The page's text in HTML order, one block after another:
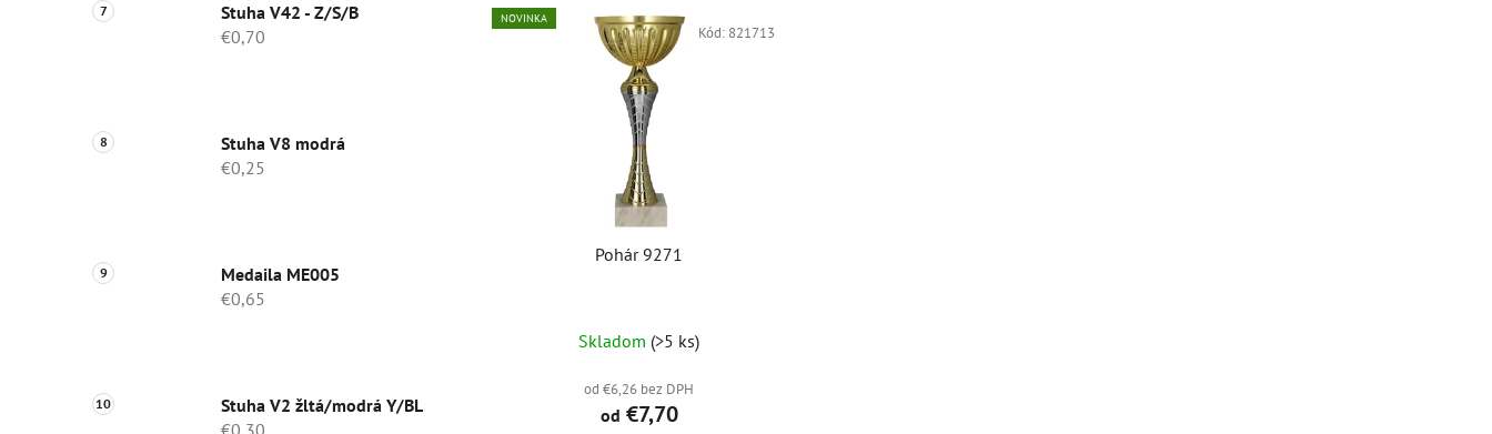
Stuha V42 - Z/S/B
€0,70
Stuha V8 modrá
€0,25
Medaila ME005
€0,65
Stuha V2 žltá/modrá Y/BL
NOVINKA
Pohár 9271
Skladom (>5 ks)
od €6,26 bez DPH
od €7,70
Kód: 821713